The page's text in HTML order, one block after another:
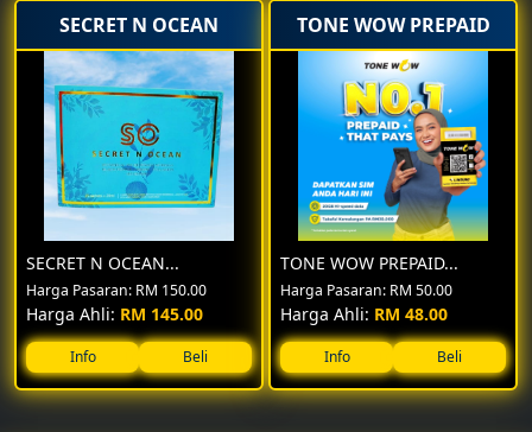
SECRET N OCEAN
SECRET N OCEAN...
Harga Pasaran: RM 150.00
Harga Ahli: RM 145.00
Info Beli
TONE WOW PREPAID
TONE WOW PREPAID...
Harga Pasaran: RM 50.00
Harga Ahli: RM 48.00
Info Beli